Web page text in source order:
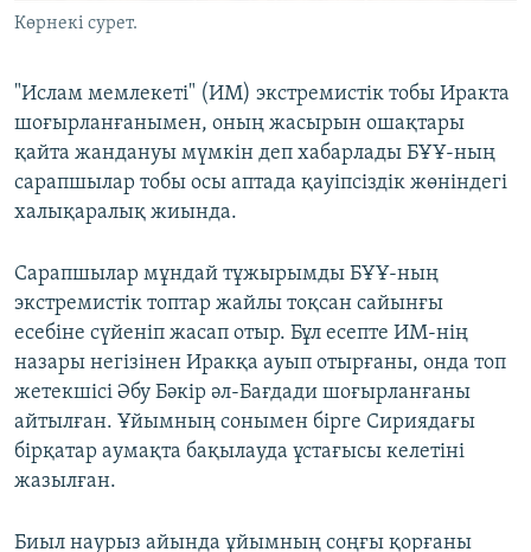
Басқа тілдерде
Көрнекі сурет.
"Ислам мемлекеті" (ИМ) экстремистік тобы Иракта
шоғырланғанымен, оның жасырын ошақтары
қайта жандануы мүмкін деп хабарлады БҰҰ-ның
сарапшылар тобы осы аптада қауіпсіздік жөніндегі
халықаралық жиында.
Сарапшылар мұндай тұжырымды БҰҰ-ның
экстремистік топтар жайлы тоқсан сайынғы
есебіне сүйеніп жасап отыр. Бұл есепте ИМ-нің
назары негізінен Иракқа ауып отырғаны, онда топ
жетекшісі Әбу Бәкір әл-Бағдади шоғырланғаны
айтылған. Ұйымның сонымен бірге Сириядағы
бірқатар аумақта бақылауда ұстағысы келетіні
жазылған.
Биыл наурыз айында ұйымның соңғы қорғаны